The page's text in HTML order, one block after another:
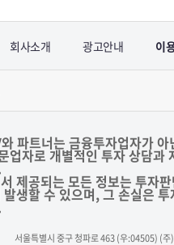
회사소개 광고안내 이
파트너는 금융투자업자가 아
업자로 개별적인 투자 상담과
제공되는 모든 정보는 투자
생할 수 있으며, 그 손실은 투
서울특별시 중구 청파로 463 (우:04505) (주